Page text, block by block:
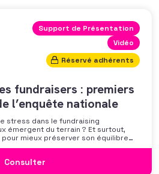
Support de Présentation
Vidéo
Réservé adhérents
fundraisers : premiers
l’enquête nationale
stress dans le fundraising
émergent du terrain ? Et surtout,
mieux préserver son équilibre
propose un webinaire pour découvrir
Consulter